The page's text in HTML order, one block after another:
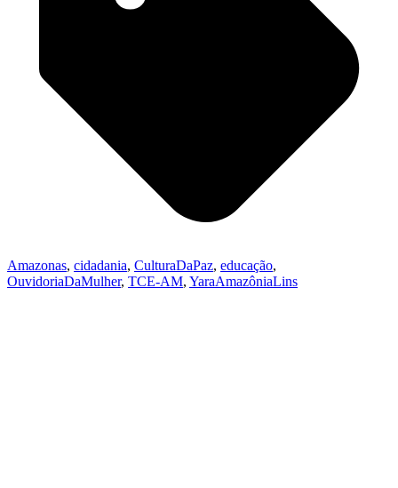
Amazonas, cidadania, CulturaDaPaz, educação,
OuvidoriaDaMulher, TCE-AM, YaraAmazôniaLins